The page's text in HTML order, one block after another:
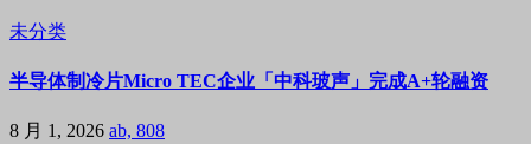
未分类
半导体制冷片Micro TEC企业「中科玻声」完成A+轮融资
8 月 1, 2026 ab, 808